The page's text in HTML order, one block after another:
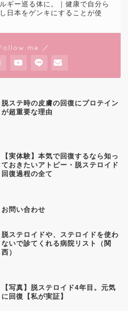
ギー巡る体に。｜健康で自分ら
日本をゲンキにすることが使
me ／
脱ステ時の皮膚の回復にプロテイン
が超重要な理由
【実体験】本気で回復するなら知っ
ておきたいアトピー・脱ステロイド
回復過程の全て
お問い合わせ
脱ステロイドや、ステロイドを使わ
ないで診てくれる病院リスト（関
西）
【写真】脱ステロイド4年目。元気
に回復【私が実証】